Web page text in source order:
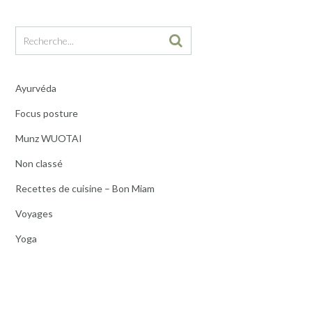
Ayurvéda
Focus posture
Munz WUOTAI
Non classé
Recettes de cuisine – Bon Miam
Voyages
Yoga